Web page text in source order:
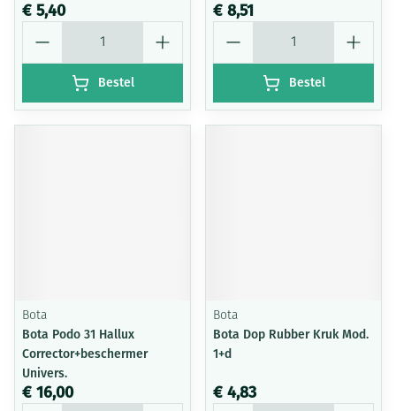
€ 5,40
Bestel
€ 8,51
Bestel
Bota
Bota Podo 31 Hallux
Corrector+beschermer
Univers.
€ 16,00
Bota
Bota Dop Rubber Kruk Mod.
1+d
€ 4,83